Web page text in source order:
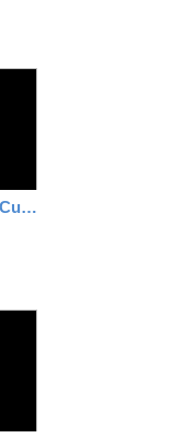
Fin del segundo trimestre. Cumple de Mario. Land Art